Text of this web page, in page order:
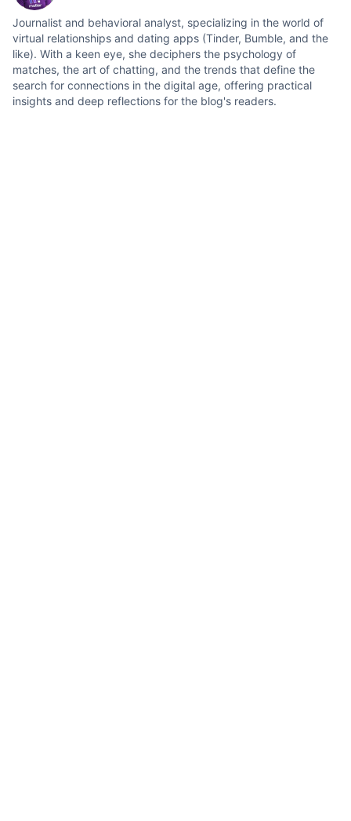
Journalist and behavioral analyst, specializing in the world of
virtual relationships and dating apps (Tinder, Bumble, and the
like). With a keen eye, she deciphers the psychology of
matches, the art of chatting, and the trends that define the
search for connections in the digital age, offering practical
insights and deep reflections for the blog's readers.